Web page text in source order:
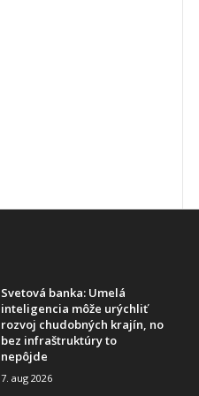
Svetová banka: Umelá
inteligencia môže urýchliť
rozvoj chudobných krajín, no
bez infraštruktúry to
nepôjde
7. aug 2026